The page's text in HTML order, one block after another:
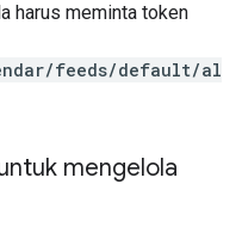
harus meminta token
feeds/default/al
mengelola